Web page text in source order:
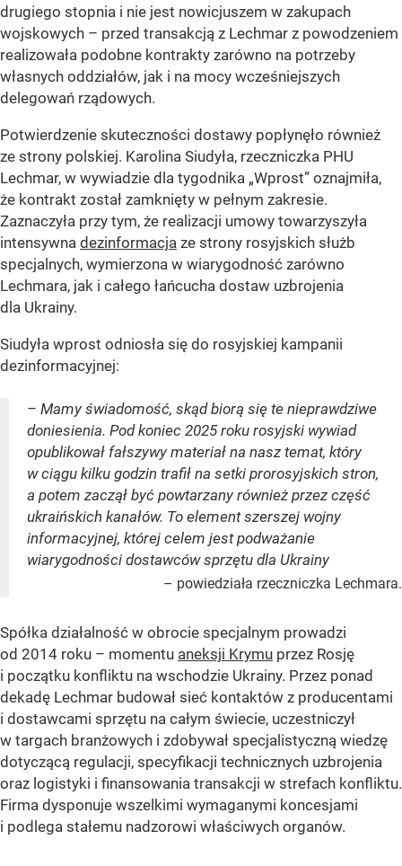
drugiego stopnia i nie jest nowicjuszem w zakupach
wojskowych – przed transakcją z Lechmar z powodzeniem
realizowała podobne kontrakty zarówno na potrzeby
własnych oddziałów, jak i na mocy wcześniejszych
delegowań rządowych.
Potwierdzenie skuteczności dostawy popłynęło również
ze strony polskiej. Karolina Siudyła, rzeczniczka PHU
Lechmar, w wywiadzie dla tygodnika „Wprost” oznajmiła,
że kontrakt został zamknięty w pełnym zakresie.
Zaznaczyła przy tym, że realizacji umowy towarzyszyła
intensywna dezinformacja ze strony rosyjskich służb
specjalnych, wymierzona w wiarygodność zarówno
Lechmara, jak i całego łańcucha dostaw uzbrojenia
dla Ukrainy.
Siudyła wprost odniosła się do rosyjskiej kampanii
dezinformacyjnej:
– Mamy świadomość, skąd biorą się te nieprawdziwe
doniesienia. Pod koniec 2025 roku rosyjski wywiad
opublikował fałszywy materiał na nasz temat, który
w ciągu kilku godzin trafił na setki prorosyjskich stron,
a potem zaczął być powtarzany również przez część
ukraińskich kanałów. To element szerszej wojny
informacyjnej, której celem jest podważanie
wiarygodności dostawców sprzętu dla Ukrainy
– powiedziała rzeczniczka Lechmara.
Spółka działalność w obrocie specjalnym prowadzi
od 2014 roku – momentu aneksji Krymu przez Rosję
i początku konfliktu na wschodzie Ukrainy. Przez ponad
dekadę Lechmar budował sieć kontaktów z producentami
i dostawcami sprzętu na całym świecie, uczestniczył
w targach branżowych i zdobywał specjalistyczną wiedzę
dotyczącą regulacji, specyfikacji technicznych uzbrojenia
oraz logistyki i finansowania transakcji w strefach konfliktu.
Firma dysponuje wszelkimi wymaganymi koncesjami
i podlega stałemu nadzorowi właściwych organów.